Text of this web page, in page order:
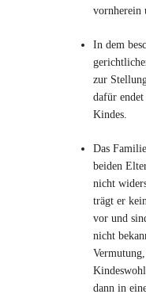
vornherein
In dem
zur
dafür endet
Kindes.
Das
beiden
nicht
trägt er
vor und
nicht
dann in